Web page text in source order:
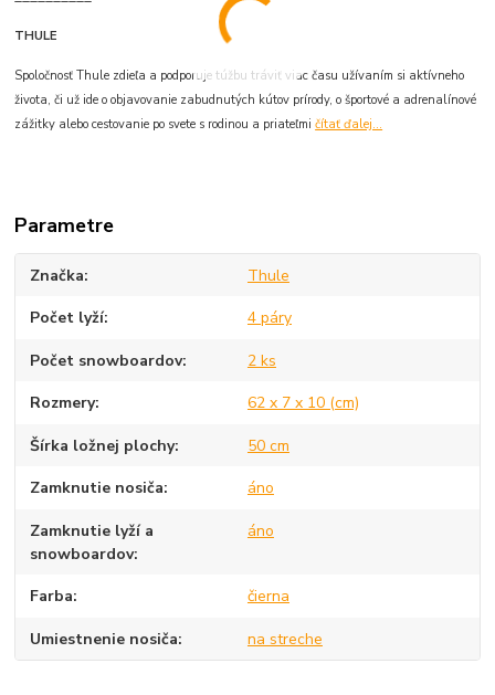
THULE
Spoločnosť Thule zdieľa a podporuje túžbu tráviť viac času užívaním si aktívneho
života, či už ide o objavovanie zabudnutých kútov prírody, o športové a adrenalínové
zážitky alebo cestovanie po svete s rodinou a priateľmičítať ďalej...
Parametre
Značka Thule
Počet lyží 4 páry
Počet snowboardov 2 ks
Rozmery 62 x 7 x 10 (cm)
Šírka ložnej plochy 50 cm
Zamknutie nosiča áno
Zamknutie lyží a
snowboardov
áno
Farba čierna
Umiestnenie nosiča na streche